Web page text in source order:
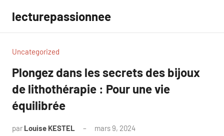
contenu
lecturepassionnee
Uncategorized
Plongez dans les secrets des bijoux
de lithothérapie : Pour une vie
équilibrée
par Louise KESTEL mars 9, 2024